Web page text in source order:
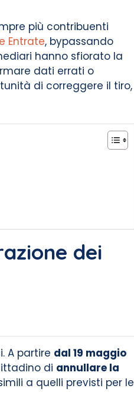
più contribuenti
Entrate, bypassando
hanno sfiorato la
dati errati o
di correggere il tiro,
dei
A partire dal 19 maggio
di annullare la
a quelli previsti per le